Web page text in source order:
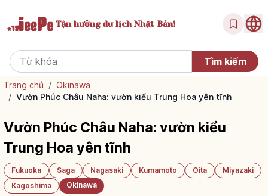
Tận hưởngdu lịch Nhật Bản!
Trang chủ / Okinawa
/ Vườn Phúc Châu Naha: vườn kiểu Trung Hoa yên tĩnh
Vườn Phúc Châu Naha: vườn kiểu
Trung Hoa yên tĩnh
Fukuoka Saga Nagasaki Kumamoto Oita
Miyazaki
Kagoshima
Okinawa